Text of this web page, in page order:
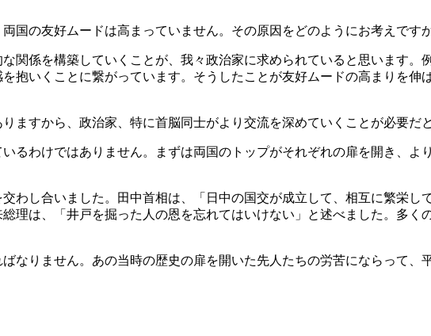
の友好ムードは高まっていません。その原因をどのようにお考えですか
関係を構築していくことが、我々政治家に求められていると思います。
抱いくことに繋がっています。そうしたことが友好ムードの高まりを伸
ますから、政治家、特に首脳同士がより交流を深めていくことが必要だ
るわけではありません。まずは両国のトップがそれぞれの扉を開き、よ
わし合いました。田中首相は、「日中の国交が成立して、相互に繁栄し
理は、「井戸を掘った人の恩を忘れてはいけない」と述べました。多く
なりません。あの当時の歴史の扉を開いた先人たちの労苦にならって、